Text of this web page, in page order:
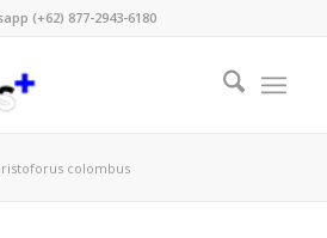
(+62) 877-2943-6180
colombus